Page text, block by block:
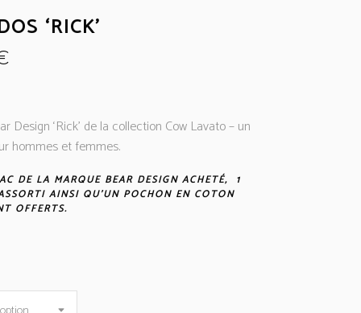
‘RICK’
Design ‘Rick’ de la collection Cow Lavato – un
hommes et femmes.
DE LA MARQUE BEAR DESIGN ACHETÉ, 1
AINSI QU’UN POCHON EN COTON
OFFERTS.